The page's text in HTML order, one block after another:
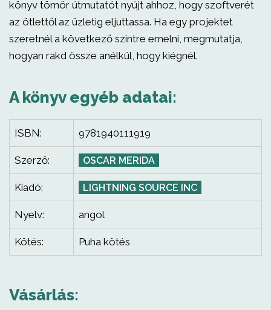
könyv tömör útmutatót nyújt ahhoz, hogy szoftverét
az ötlettől az üzletig eljuttassa. Ha egy projektet
szeretnél a következő szintre emelni, megmutatja,
hogyan rakd össze anélkül, hogy kiégnél.
A könyv egyéb adatai:
ISBN: 9781940111919
Szerző: OSCAR MERIDA
Kiadó: LIGHTNING SOURCE INC
Nyelv: angol
Kötés: Puha kötés
Vásárlás: